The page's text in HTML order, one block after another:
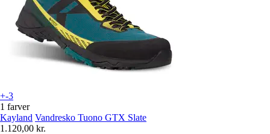
+-3
1 farver
Kayland Vandresko Tuono GTX Slate
1.120,00 kr.